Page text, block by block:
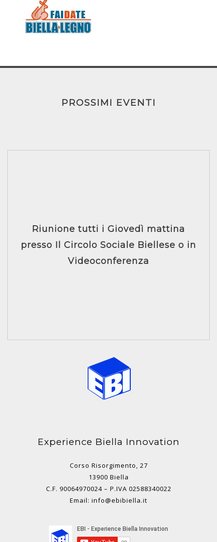
PROSSIMI EVENTI
Riunione tutti i Giovedì mattina
presso Il Circolo Sociale Biellese o in
Videoconferenza
Experience Biella Innovation
Corso Risorgimento, 27
13900 Biella
C.F. 90064970024 – P.IVA 02588340022
Email: info@ebibiella.it